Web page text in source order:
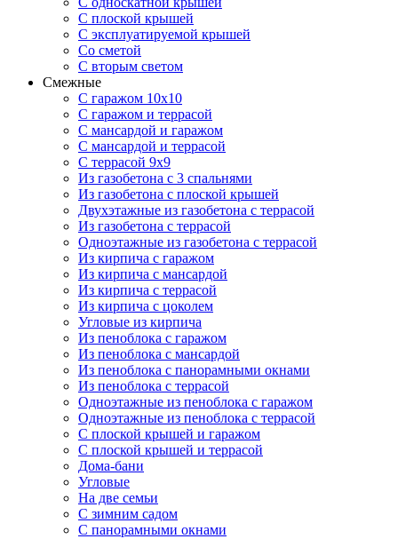
С плоской крышей
С эксплуатируемой крышей
Со сметой
С вторым светом
Смежные
С гаражом 10х10
С гаражом и террасой
С мансардой и гаражом
С мансардой и террасой
С террасой 9х9
Из газобетона с 3 спальнями
Из газобетона с плоской крышей
Двухэтажные из газобетона с террасой
Из газобетона с террасой
Одноэтажные из газобетона с террасой
Из кирпича с гаражом
Из кирпича с мансардой
Из кирпича с террасой
Из кирпича с цоколем
Угловые из кирпича
Из пеноблока с гаражом
Из пеноблока с мансардой
Из пеноблока с панорамными окнами
Из пеноблока с террасой
Одноэтажные из пеноблока с гаражом
Одноэтажные из пеноблока с террасой
С плоской крышей и гаражом
С плоской крышей и террасой
Дома-бани
Угловые
На две семьи
С зимним садом
С панорамными окнами